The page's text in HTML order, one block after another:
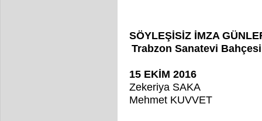
SÖYLEŞİSİZ İMZA
Trabzon Sanatevi Bahçesi
15 EKİM 2016
Zekeriya SAKA
Mehmet KUVVET